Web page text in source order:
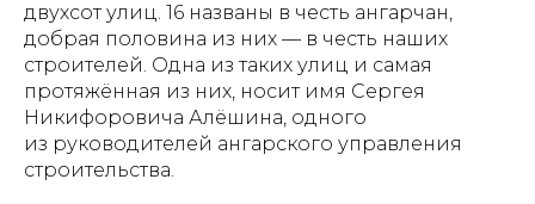
двухсот улиц. 16 названы в честь ангарчан,
добрая половина из них — в честь наших
строителей. Одна из таких улиц и самая
протяжённая из них, носит имя Сергея
Никифоровича Алёшина, одного
из руководителей ангарского управления
строительства.